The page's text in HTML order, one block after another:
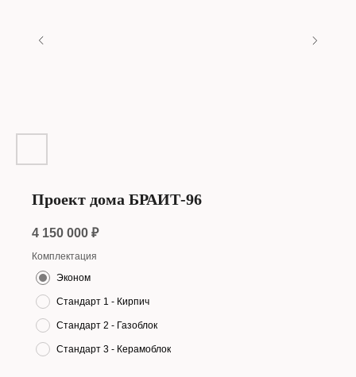
Проект дома БРАИТ-96
4 150 000 ₽
Комплектация
Эконом
Стандарт 1 - Кирпич
Стандарт 2 - Газоблок
Стандарт 3 - Керамоблок